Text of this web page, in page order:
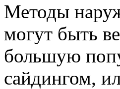
Методы
могут быть
большую
сайдингом,